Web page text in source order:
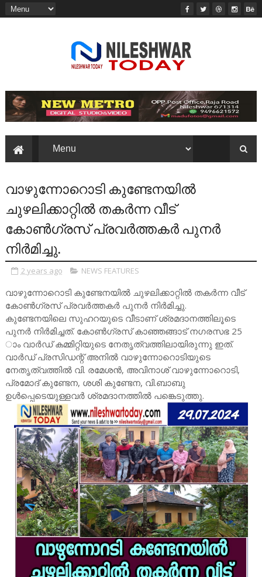
വാഴുന്നോറൊടി കുണ്ടേനയിൽ
ചുഴലിക്കാറ്റിൽ തകർന്ന വീട്
കോൺഗ്രസ് പ്രവർത്തകർ പുനർ
നിർമിച്ചു.
2 years ago NEWS FEATURES
വാഴുന്നോറൊടി കുണ്ടേനയിൽ ചുഴലിക്കാറ്റിൽ തകർന്ന വീട്
കോൺഗ്രസ് പ്രവർത്തകർ പുനർ നിർമിച്ചു.
കുണ്ടേനയിലെ സുഹറയുടെ വീടാണ് ശ്രമദാനത്തിലൂടെ
പുനർ നിർമിച്ചത്. കോൺഗ്രസ് കാഞ്ഞങ്ങാട് നഗരസഭ 25
ാം വാർഡ് കമ്മിറ്റിയുടെ നേതൃത്വത്തിലായിരുന്നു ഇത്.
വാർഡ് പ്രസിഡന്റ് അനിൽ വാഴുന്നോറൊടിയുടെ
നേതൃത്വത്തിൽ വി. രമേശൻ, അവിനാശ് വാഴുന്നോറൊടി,
പ്രമോദ് കുണ്ടേന, ശശി കുണ്ടേന, വി.ബാബു
ഉൾപ്പെടെയുള്ളവർ ശ്രമദാനത്തിൽ പങ്കെടുത്തു.